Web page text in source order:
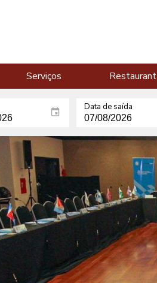
Serviços Restaurant
Data de saída